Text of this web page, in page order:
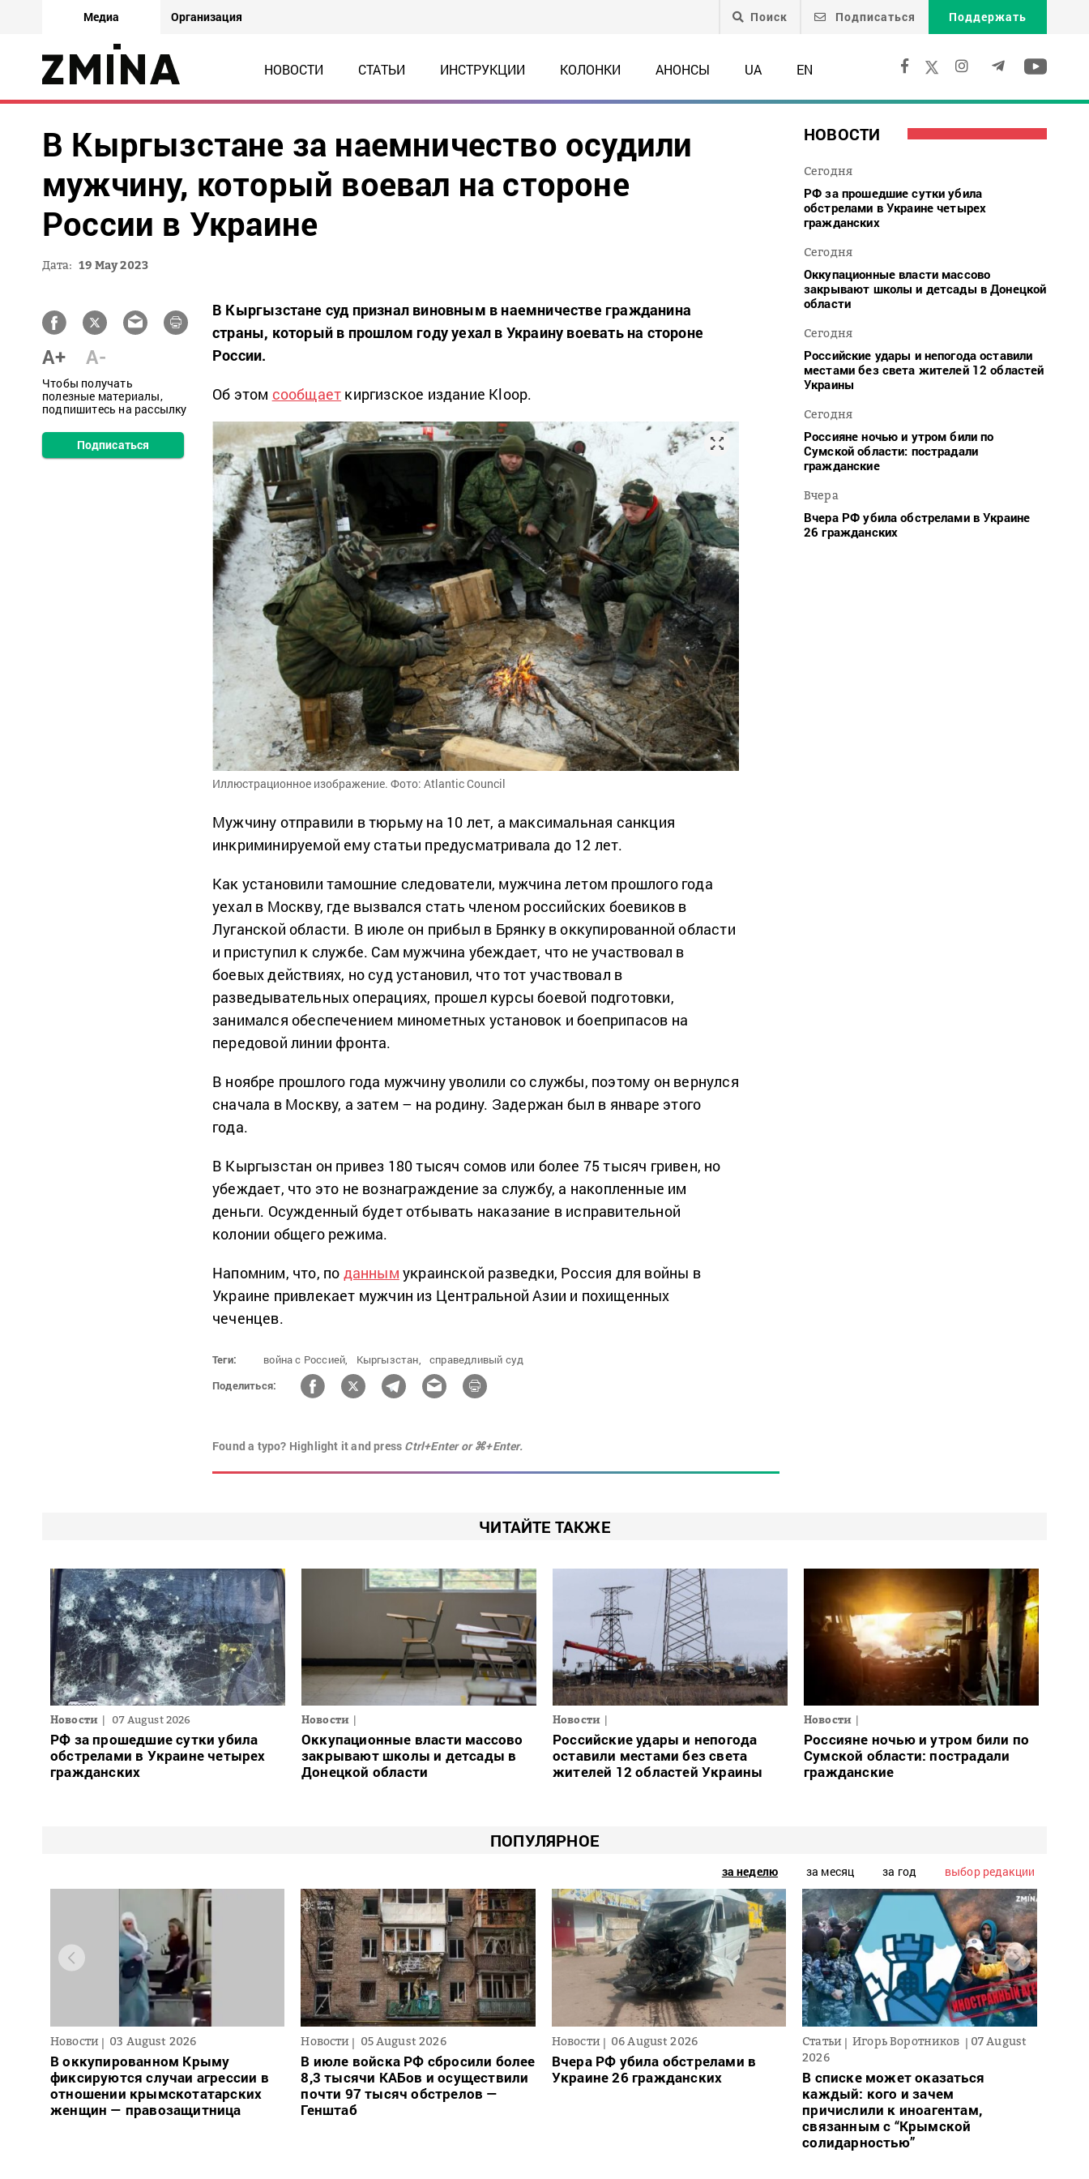
Медиа Организация Поиск Подписаться Поддержать
НОВОСТИ СТАТЬИ ИНСТРУКЦИИ КОЛОНКИ АНОНСЫ UA EN
В Кыргызстане за наемничество осудили
мужчину, который воевал на стороне
России в Украине
Дата: 19 May 2023
A+ A-
Чтобы получать
полезные материалы,
подпишитесь на рассылку
Подписаться
В Кыргызстане суд признал виновным в наемничестве гражданина
страны, который в прошлом году уехал в Украину воевать на стороне
России.
Об этом сообщает киргизское издание Kloop.
Иллюстрационное изображение. Фото: Atlantic Council
Мужчину отправили в тюрьму на 10 лет, а максимальная санкция
инкриминируемой ему статьи предусматривала до 12 лет.
Как установили тамошние следователи, мужчина летом прошлого года
уехал в Москву, где вызвался стать членом российских боевиков в
Луганской области. В июле он прибыл в Брянку в оккупированной области
и приступил к службе. Сам мужчина убеждает, что не участвовал в
боевых действиях, но суд установил, что тот участвовал в
разведывательных операциях, прошел курсы боевой подготовки,
занимался обеспечением минометных установок и боеприпасов на
передовой линии фронта.
В ноябре прошлого года мужчину уволили со службы, поэтому он вернулся
сначала в Москву, а затем – на родину. Задержан был в январе этого
года.
В Кыргызстан он привез 180 тысяч сомов или более 75 тысяч гривен, но
убеждает, что это не вознаграждение за службу, а накопленные им
деньги. Осужденный будет отбывать наказание в исправительной
колонии общего режима.
Напомним, что, по данным украинской разведки, Россия для войны в
Украине привлекает мужчин из Центральной Азии и похищенных
чеченцев.
Теги: война с Россией, Кыргызстан,
справедливый суд
Поделиться:
Found a typo? Highlight it and press Ctrl+Enter or ⌘+Enter.
НОВОСТИ
Сегодня
РФ за прошедшие сутки убила
обстрелами в Украине четырех
гражданских
Сегодня
Оккупационные власти массово
закрывают школы и детсады в Донецкой
области
Сегодня
Российские удары и непогода оставили
местами без света жителей 12 областей
Украины
Сегодня
Россияне ночью и утром били по
Сумской области: пострадали
гражданские
Вчера
Вчера РФ убила обстрелами в Украине
26 гражданских
ЧИТАЙТЕ ТАКЖЕ
Новости 07 August 2026
РФ за прошедшие сутки убила
обстрелами в Украине четырех
гражданских
Новости
Оккупационные власти массово
закрывают школы и детсады в
Донецкой области
Новости
Российские удары и непогода
оставили местами без света
жителей 12 областей Украины
Новости
Россияне ночью и утром били по
Сумской области: пострадали
гражданские
ПОПУЛЯРНОЕ
за неделю за месяц за год выбор редакции
Новости 03 August 2026
В оккупированном Крыму
фиксируются случаи агрессии в
отношении крымскотатарских
женщин — правозащитница
Новости 05 August 2026
В июле войска РФ сбросили более
8,3 тысячи КАБов и осуществили
почти 97 тысяч обстрелов —
Генштаб
Новости 06 August 2026
Вчера РФ убила обстрелами в
Украине 26 гражданских
Статьи Игорь Воротников
07 August
2026
В списке может оказаться
каждый: кого и зачем
причислили к иноагентам,
связанным с “Крымской
солидарностью”